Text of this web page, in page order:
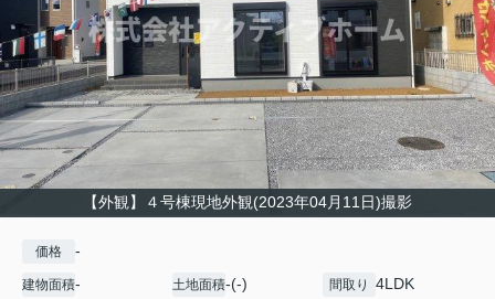
【外観】４号棟現地外観(2023年04月11日)撮影
価格 -
建物面積- 土地面積-(-) 間取り 4LDK